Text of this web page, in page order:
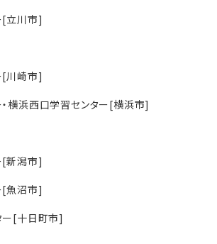
[立川市]
[川崎市]
横浜西口学習センター[横浜市]
[新潟市]
[魚沼市]
ー[十日町市]